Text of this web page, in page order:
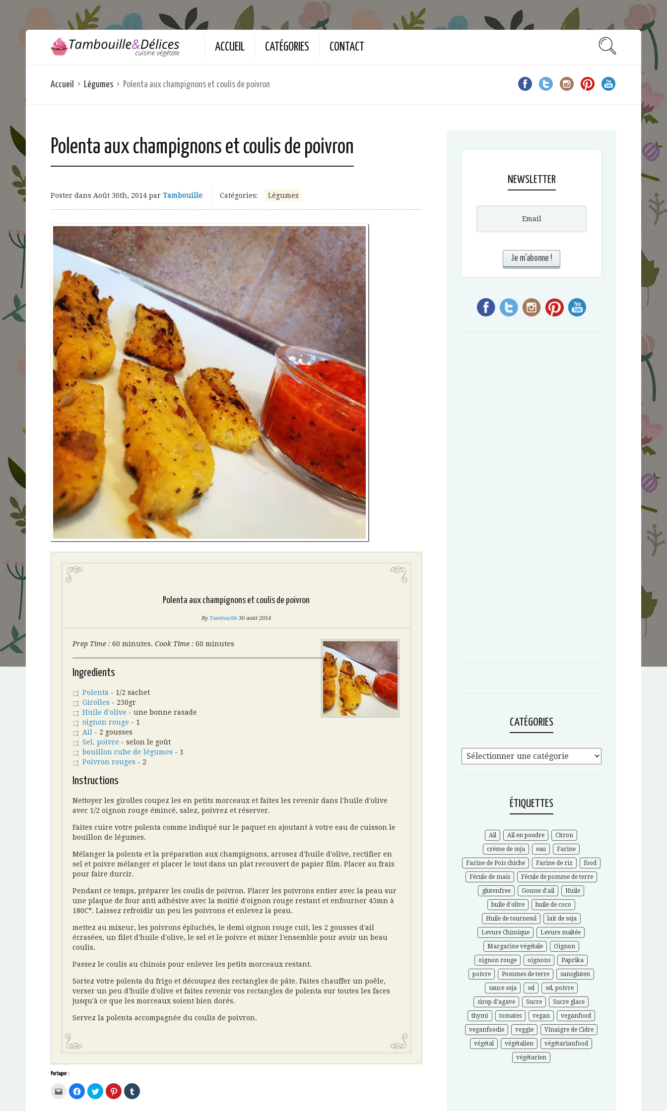
ACCUEIL CATÉGORIES CONTACT
Accueil Légumes Polenta aux champignons et coulis de poivron
Polenta aux champignons et coulis de poivron
Poster dans Août 30th, 2014 par Tambouille Catégories: Légumes
Polenta aux champignons et coulis de poivron
By Tambouille 30 août 2014
Prep Time : 60 minutes. Cook Time : 60 minutes
Ingredients
Polenta - 1/2 sachet
Girolles - 250gr
Huile d'olive - une bonne rasade
oignon rouge - 1
Ail - 2 gousses
Sel, poivre - selon le goût
bouillon cube de légumes - 1
Poivron rouges - 2
Instructions
Nettoyer les girolles coupez les en petits morceaux et faites les revenir dans l'huile d'olive
avec 1/2 oignon rouge émincé, salez, poivrez et réserver.
Faites cuire votre polenta comme indiqué sur le paquet en ajoutant à votre eau de cuisson le
bouillon de légumes.
Mélanger la polenta et la préparation aux champignons, arrosez d'huile d'olive, rectifier en
sel et poivre mélanger et placer le tout dans un plat recouvert de papier film. Placer au frais
pour faire durcir.
Pendant ce temps, préparer les coulis de poivron. Placer les poivrons entier avec la peau sur
une plaque de four anti adhésive avec la moitié d'oignon rouge restant et enfourner 45mn à
180C°. Laissez refroidir un peu les poivrons et enlevez la peau.
mettez au mixeur, les poivrons épluchés, le demi oignon rouge cuit, les 2 gousses d'ail
écrasées, un filet d'huile d'olive, le sel et le poivre et mixer l'ensemble pour avoir un beau
coulis.
Passez le coulis au chinois pour enlever les petits morceaux restant.
Sortez votre polenta du frigo et découpez des rectangles de pâte. Faites chauffer un poêle,
verser un peu d'huile d'olive et faites revenir vos rectangles de polenta sur toutes les faces
jusqu'à ce que les morceaux soient bien dorés.
Servez la polenta accompagnée du coulis de poivron.
Partager :
Cliquez
pour
envoyer
Cliquez
pour
partager
Cliquez
pour
partager
Cliquez
pour
partager
Cliquez
pour
NEWSLETTER
CATÉGORIES
ÉTIQUETTES
Ail Ail en poudre
Citron
crème de soja
eau
Farine
Farine de Pois chiche
Farine de riz
food
Fécule de maïs
Fécule de pomme de terre
glutenfree
Gousse d'ail
Huile
huile d'olive
huile de coco
Huile de tournesol
lait de soja
Levure Chimique
Levure maltée
Margarine végétale
Oignon
oignon rouge
oignons
Paprika
poivre
Pommes de terre
sansgluten
sauce soja
sel
sel, poivre
sirop d'agave
Sucre
Sucre glace
thym)
tomates vegan
veganfood
veganfoodie
veggie
Vinaigre de Cidre
végétal
végétalien
végétarianfood
végétarien